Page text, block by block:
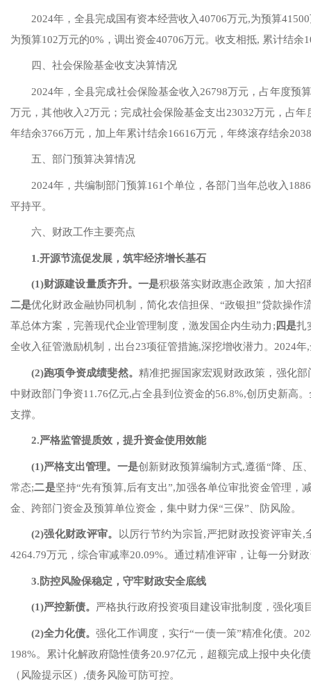
2024年 ，全县完成国有资本经营收入40706万元,为预算41500
为预算102万元的0%，调出资金40706万元。收支相抵, 累计结余
四、社会保险基金收支决算情况
2024年 ，全县完成社会保险基金收入 26798万元，占年度预算
万元，其他收入 2万元；完成社会保险基金支出23032万元，占年
年结余3766万元，加上年累计结余16616万元，年终滚存结余
五、部门预算决算情况
2024年 ，共编制部门预算161个单位 ，各部门当年总收入
平持平。
六、财政工作主要亮点
1.开源节流促发展，筑牢经济增长基石
(1)财源建设量质齐升。一是积极落实财政惠企政策 ， 加大招
二是优化财政金融协同机制，简化农信担保、“政银担”贷款操作
革总体方案 ， 完善现代企业管理制度， 激发国企内生动力 ; 四是扎
全收入征管激励机制， 出台23项征管措施,深挖增收潜力 。 2024年
(2)跑项争资成绩斐然。精准把握国家宏观财政政策， 强化部
中财政部门争资11.76亿元,占全县到位资金的56.8%,创历史新高。
支撑。
2.严格监管提质效，提升资金使用效能
(1)严格支出管理。 一是创新财政预算编制方式,遵循“降、压
常态;二是坚持“先有预算,后有支出”,加强各单位审批资金管理，
金、跨部门资金及预算单位资金 ， 集中财力保“三保” 防风险。
(2)强化财政评审。 以厉行节约为宗旨,严把财政投资评审关,
4264.79万元，综合审减率20.09%。 通过精准评审， 让每一分财
3.防控风险保稳定，守牢财政安全底线
(1)严控新债。 严格执行政府投资项目建设审批制度，强化项
(2)全力化债。强化工作调度， 实行“一债一策”精准化债。
198%。累计化解政府隐性债务20.97亿元，超额完成上报中央化
（风险提示区）,债务风险可防可控。